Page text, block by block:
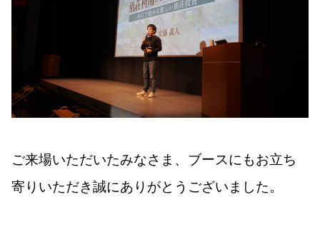
ご来場いただいたみなさま、ブースにもお立ち
寄りいただき誠にありがとうございました。